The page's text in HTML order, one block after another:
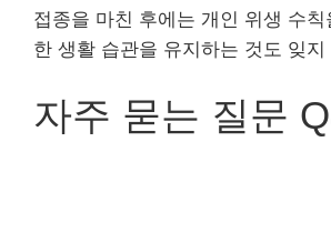
접종을 마친 후에는 개인 위생 수
한 생활 습관을 유지하는 것도 잊지
자주 묻는 질문